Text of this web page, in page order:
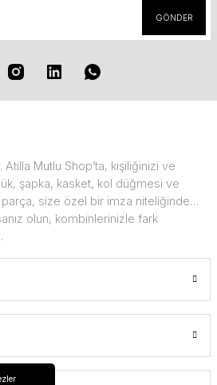
GÖNDER
Atilla Mutlu Shop’ta, kişiliğinizi ve
şapka, kasket, kol düğmesi ve
parça, size özel bir imza niteliğinde…
olun, kombinlerinizle fark